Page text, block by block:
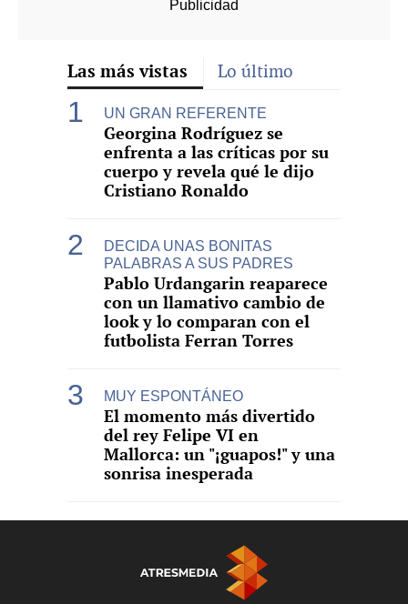
Las más vistas Lo último
UN GRAN REFERENTE
Georgina Rodríguez se
enfrenta a las críticas por su
cuerpo y revela qué le dijo
Cristiano Ronaldo
DECIDA UNAS BONITAS
PALABRAS A SUS PADRES
Pablo Urdangarin reaparece
con un llamativo cambio de
look y lo comparan con el
futbolista Ferran Torres
MUY ESPONTÁNEO
El momento más divertido
del rey Felipe VI en
Mallorca: un "¡guapos!" y una
sonrisa inesperada